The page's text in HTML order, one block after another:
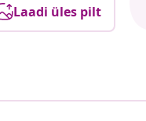
Laadi üles pilt